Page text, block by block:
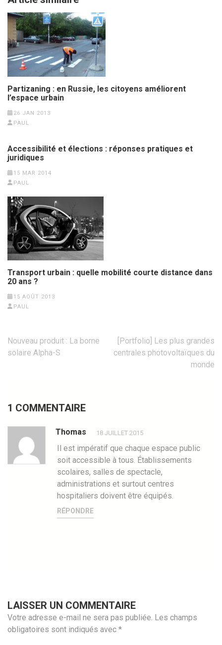
Partizaning : en Russie, les citoyens améliorent
l’espace urbain
26 JAN 2013
PAUL
Accessibilité et élections : réponses pratiques et
juridiques
15 MAR 2014
PAUL
Transport urbain : quelle mobilité courte distance dans
20 ans ?
15 AOÛT 2013
PAUL
Navigation
de
Nouveau produit : La borne
solaire Alpha-S
[Portfolio] Les plus grandes
centrales photovoltaïques du
monde
1 COMMENTAIRE
Thomas 18 JUILLET 2015
Il est impératif que chaque espace public
soit accessible à tous. Établissements
scolaires, salles de spectacle,
administrations et surtout centres
hospitaliers doivent être équipés.
RÉPONDRE
LAISSER UN COMMENTAIRE
Votre adresse e-mail ne sera pas publiée. Les champs
obligatoires sont indiqués avec *